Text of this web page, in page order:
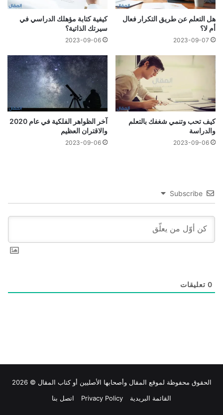
هل التعلم عن طريق التكرار فعال
أم لا؟
2023-09-07
كيفية كتابة مؤهلك الدراسي في
سيرتك الذاتية؟
2023-09-06
كيف تحب وتنمي شغفك بالتعلم
والدراسة
2023-09-06
آخر الظواهر الفلكية في عام 2020
والاقتران العظيم
2023-09-06
Subscribe
0 تعليقات
الحقوق محفوظة لموقع المقال وأصحابها الأصليين أو كتاب المقال © 2026
القائمة البريدية
Privacy Policy اتصل بنا